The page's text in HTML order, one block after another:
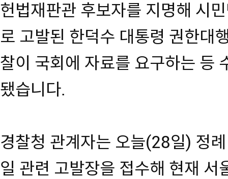
헌법재판관 후보자를 지명해 시
로 고발된 한덕수 대통령 권한대
찰이 국회에 자료를 요구하는 등
됐습니다.
경찰청 관계자는 오늘(28일) 정
일 관련 고발장을 접수해 현재 서